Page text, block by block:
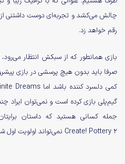
چالش می‌کشد و تجربه‌ای دوست داشتنی از
رقم خواهد زد.
بازی همانطور که از سبکش انتظار می‌رود،
صرفا باید بدون هیچ پرسشی در بازی
گیم‌پلی بازی کرده است و نمی‌توان ایراد
Create! Pottery 2 نمی‌تواند اولویت اول شما باشد.